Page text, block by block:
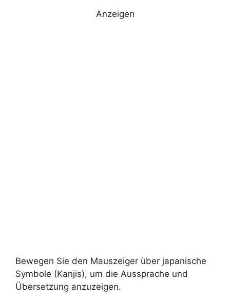
Anzeigen
Bewegen Sie den Mauszeiger über japanische
Symbole (Kanjis), um die Aussprache und
Übersetzung anzuzeigen.